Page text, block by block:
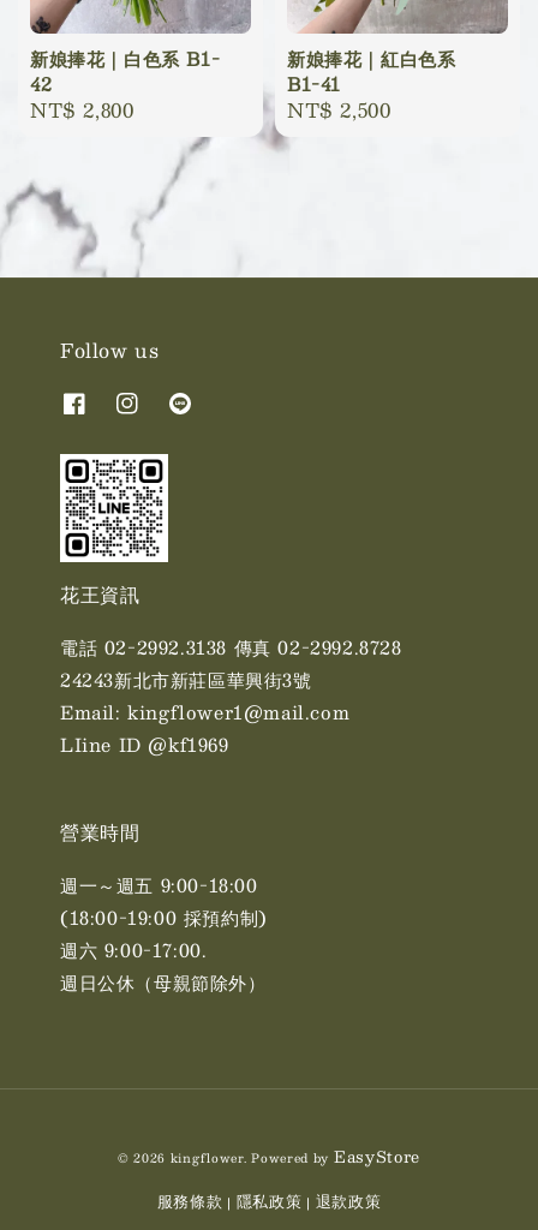
新娘捧花｜白色系 B1-
42
Regular
NT$ 2,800
新娘捧花｜紅白色系
B1-41
Regular
price
NT$ 2,500
Follow us
花王資訊
電話 02-2992.3138 傳真 02-2992.8728
24243新北市新莊區華興街3號
Email: kingflower1@mail.com
LIine ID @kf1969
營業時間
週一～週五 9:00-18:00
(18:00-19:00 採預約制)
週六 9:00-17:00. ​​
週日公休（母親節除外）
© 2026 kingflower. Powered by EasyStore
服務條款 | 隱私政策 | 退款政策